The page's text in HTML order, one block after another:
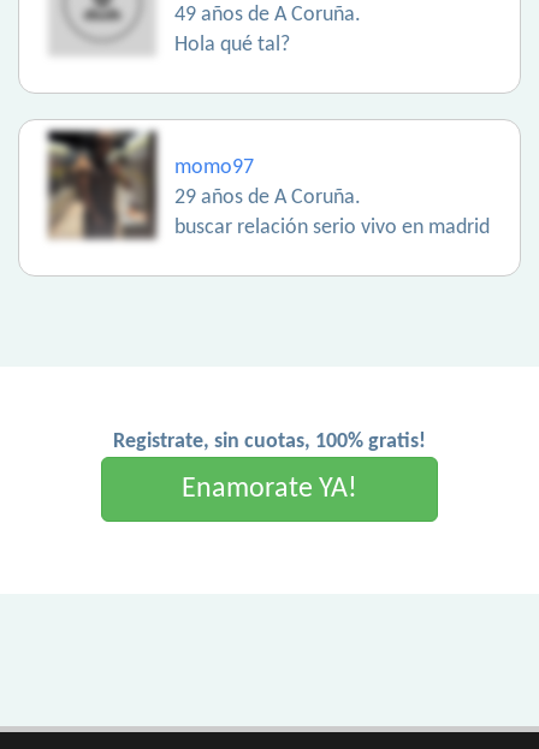
49 años de A Coruña.
Hola qué tal?
momo97
29 años de A Coruña.
buscar relación serio vivo en madrid
Registrate, sin cuotas, 100% gratis!
Enamorate YA!